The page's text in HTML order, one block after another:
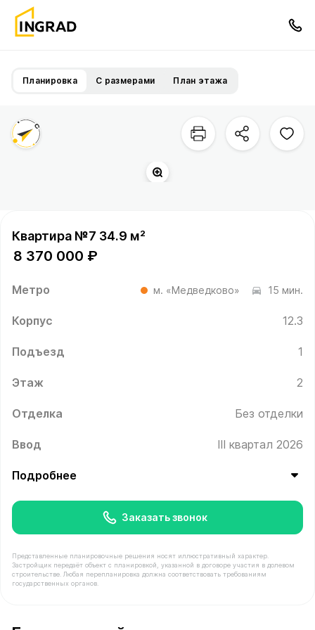
Планировка С размерами План этажа
Квартира №7 34.9 м²
8 370 000 ₽
Метро м. «Медведково» 15 мин.
Корпус 12.3
Подъезд 1
Этаж 2
Отделка Без отделки
Ввод III квартал 2026
Подробнее
Заказать звонок
Представленные планировочные решения носят иллюстративный характер.
Застройщик передаёт объект с планировкой, указанной в договоре участия в долевом
строительстве. Любая перепланировка должна соответствовать требованиям
государственных органов.